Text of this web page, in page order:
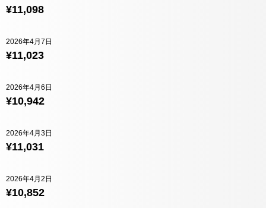
¥11,098
¥11,023
2026年4月7日
¥10,942
2026年4月6日
¥11,031
2026年4月3日
¥10,852
2026年4月2日